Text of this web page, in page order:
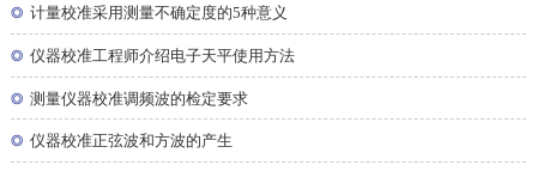
◎ 计量校准采用测量不确定度的5种意义
◎ 仪器校准工程师介绍电子天平使用方法
◎ 测量仪器校准调频波的检定要求
◎ 仪器校准正弦波和方波的产生